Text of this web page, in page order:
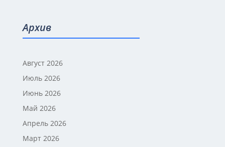
Архив
Август 2026
Июль 2026
Июнь 2026
Май 2026
Апрель 2026
Март 2026